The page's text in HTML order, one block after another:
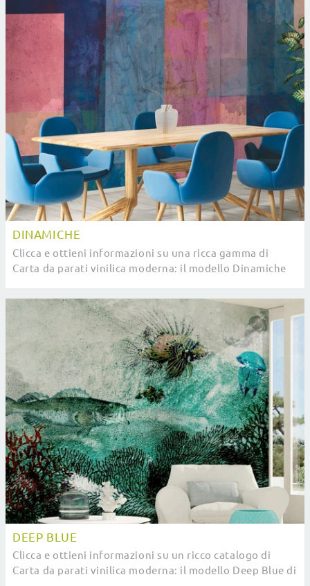
DINAMICHE
Clicca e ottieni informazioni su una ricca gamma di
Carta da parati vinilica moderna: il modello Dinamiche
DEEP BLUE
Clicca e ottieni informazioni su un ricco catalogo di
Carta da parati vinilica moderna: il modello Deep Blue di